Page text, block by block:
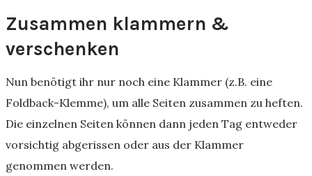
Zusammen klammern &
verschenken
Nun benötigt ihr nur noch eine Klammer (z.B. eine
Foldback-Klemme), um alle Seiten zusammen zu heften.
Die einzelnen Seiten können dann jeden Tag entweder
vorsichtig abgerissen oder aus der Klammer
genommen werden.